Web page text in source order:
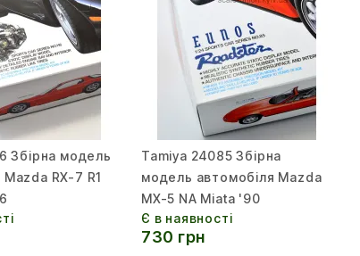
Збірна модель
RX-7 R1
Tamiya 24085 Збірна
модель автомобіля Mazda
MX-5 NA Miata '90
Є в наявності
730 грн